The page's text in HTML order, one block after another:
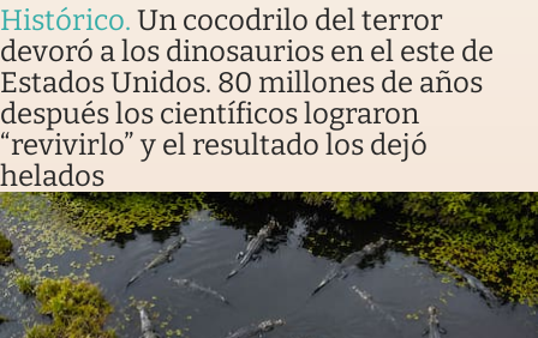
Histórico. Un cocodrilo del terror
devoró a los dinosaurios en el este de
Estados Unidos. 80 millones de años
después los científicos lograron
“revivirlo” y el resultado los dejó
helados